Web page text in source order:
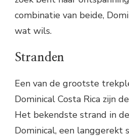
combinatie van beide,
wat wils.
Stranden
Een van de grootste
Dominical Costa Rica zijn
Het bekendste strand in
Dominical, een langgerekt